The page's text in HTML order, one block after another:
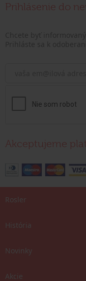
Prihlásenie do
Akceptujeme
Rosler
História
Novinky
Akcie